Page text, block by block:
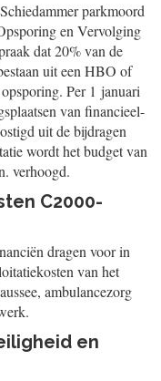
parkmoord
en Vervolging
dat 20% van de
uit een HBO of
Per 1 januari
van financieel-
uit de bijdragen
wordt het budget van
verhoogd.
C2000-
dragen voor in
van het
ambulancezorg
en